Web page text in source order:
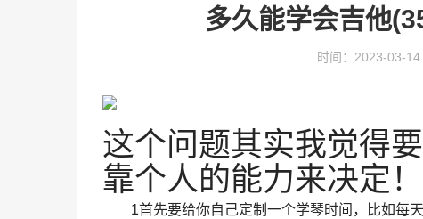
多久能学会吉他
时间：2023-03-
这个问题其实我觉得
靠个人的能力来决定！
1首先要给你自己定制一个学琴时间，比如每